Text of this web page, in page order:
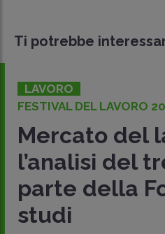
Ti potrebbe
LAVORO
FESTIVAL DEL LAVORO
Mercato del
l’analisi del
parte della
studi